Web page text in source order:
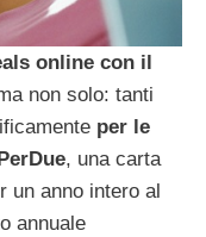
online con il
non solo: tanti
per le
, una carta
un anno intero al
annuale